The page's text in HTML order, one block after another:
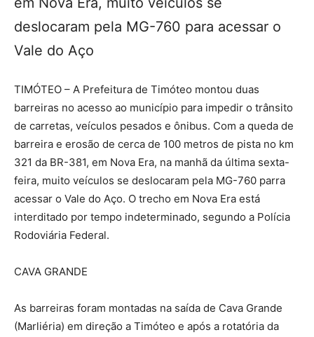
deslocaram pela MG-760 para acessar o
Vale do Aço
TIMÓTEO – A Prefeitura de Timóteo montou duas
barreiras no acesso ao município para impedir o trânsito
de carretas, veículos pesados e ônibus. Com a queda de
barreira e erosão de cerca de 100 metros de pista no km
321 da BR-381, em Nova Era, na manhã da última sexta-
feira, muito veículos se deslocaram pela MG-760 parra
acessar o Vale do Aço. O trecho em Nova Era está
interditado por tempo indeterminado, segundo a Polícia
Rodoviária Federal.
CAVA GRANDE
As barreiras foram montadas na saída de Cava Grande
(Marliéria) em direção a Timóteo e após a rotatória da